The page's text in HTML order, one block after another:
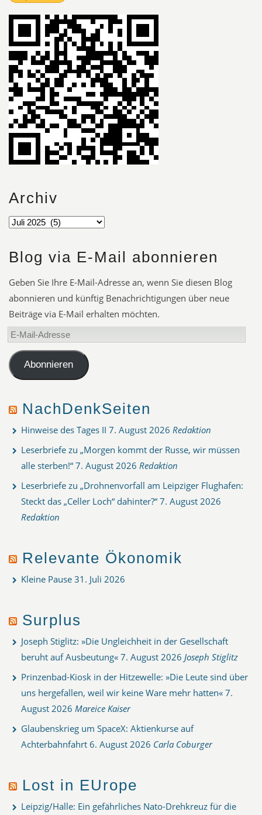
Archiv
Blog via E-Mail abonnieren
Geben Sie Ihre E-Mail-Adresse an, wenn Sie diesen Blog
abonnieren und künftig Benachrichtigungen über neue
Beiträge via E-Mail erhalten möchten.
E-
Mail-
AdresseAbonnieren
NachDenkSeiten
Hinweise des Tages II 7. August 2026 Redaktion
Leserbriefe zu „Morgen kommt der Russe, wir müssen
alle sterben!“ 7. August 2026 Redaktion
Leserbriefe zu „Drohnenvorfall am Leipziger Flughafen:
Steckt das „Celler Loch“ dahinter?“ 7. August 2026
Redaktion
Relevante Ökonomik
Kleine Pause 31. Juli 2026
Surplus
Joseph Stiglitz: »Die Ungleichheit in der Gesellschaft
beruht auf Ausbeutung« 7. August 2026 Joseph Stiglitz
Prinzenbad-Kiosk in der Hitzewelle: »Die Leute sind über
uns hergefallen, weil wir keine Ware mehr hatten« 7.
August 2026 Mareice Kaiser
Glaubenskrieg um SpaceX: Aktienkurse auf
Achterbahnfahrt 6. August 2026 Carla Coburger
Lost in EUrope
Leipzig/Halle: Ein gefährliches Nato-Drehkreuz für die